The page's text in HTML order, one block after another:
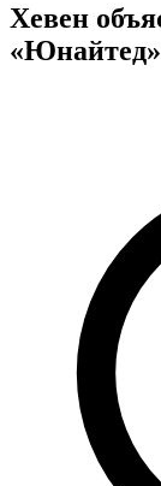
Хевен
«Юнайтед»